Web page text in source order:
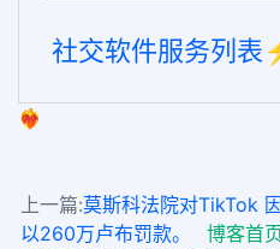
社交软件服务列表
❤️‍🔥
上一篇:莫斯科法院对TikTok
以260万卢布罚款。
博客首